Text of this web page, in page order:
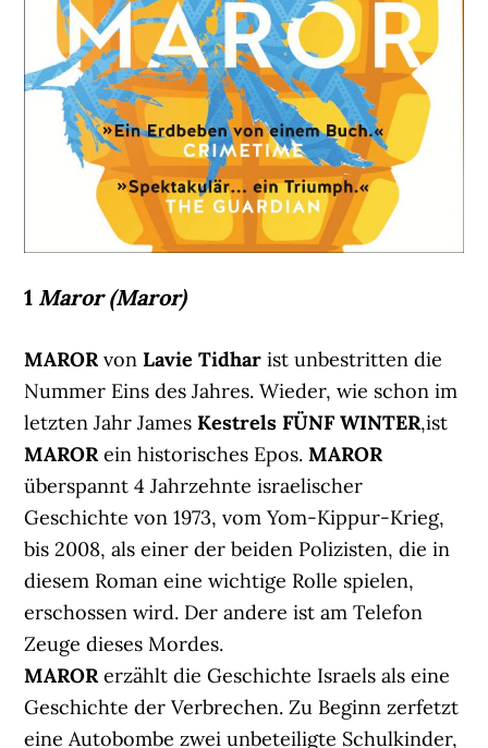
1 Maror (Maror)
MARORvonLavie Tidharist unbestritten die
Nummer Eins des Jahres. Wieder, wie schon im
letzten Jahr JamesKestrels FÜNF WINTER,ist
MARORein historisches Epos.MAROR
überspannt 4 Jahrzehnte israelischer
Geschichte von 1973, vom Yom-Kippur-Krieg,
bis 2008, als einer der beiden Polizisten, die in
diesem Roman eine wichtige Rolle spielen,
erschossen wird. Der andere ist am Telefon
Zeuge dieses Mordes.
MARORerzählt die Geschichte Israels als eine
Geschichte der Verbrechen. Zu Beginn zerfetzt
eine Autobombe zwei unbeteiligte Schulkinder,